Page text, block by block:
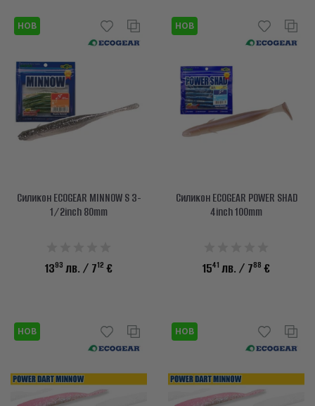
НОВ
Силикон ECOGEAR MINNOW S 3-
1/2inch 80mm
1393 лв. / 712 €
НОВ
Силикон ECOGEAR POWER SHAD
4inch 100mm
1541 лв. / 788 €
НОВ НОВ